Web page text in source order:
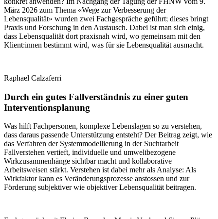
März 2026 zum Thema «Wege zur Verbesserung der
Lebensqualität» wurden zwei Fachgespräche geführt; dieses bringt
Praxis und Forschung in den Austausch. Dabei ist man sich einig,
dass Lebensqualität dort praxisnah wird, wo gemeinsam mit den
Klient:innen bestimmt wird, was für sie Lebensqualität ausmacht.
Raphael Calzaferri
Durch ein gutes Fallverständnis zu einer guten
Interventionsplanung
Was hilft Fachpersonen, komplexe Lebenslagen so zu verstehen,
dass daraus passende Unterstützung entsteht? Der Beitrag zeigt, wie
das Verfahren der Systemmodellierung in der Suchtarbeit
Fallverstehen vertieft, individuelle und umweltbezogene
Wirkzusammenhänge sichtbar macht und kollaborative
Arbeitsweisen stärkt. Verstehen ist dabei mehr als Analyse: Als
Wirkfaktor kann es Veränderungsprozesse anstossen und zur
Förderung subjektiver wie objektiver Lebensqualität beitragen.